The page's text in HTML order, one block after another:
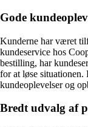
Gode
Kunderne har været
kundeservice hos
bestilling, har
for at løse situationen.
kundeoplevelser og
Bredt udvalg af